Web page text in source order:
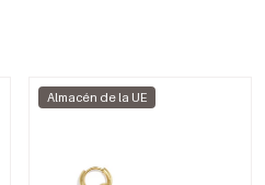
Almacén de la UE